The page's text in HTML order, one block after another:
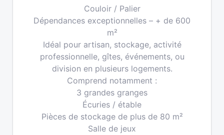
Couloir / Palier
Dépendances exceptionnelles – + de 600
m²
Idéal pour artisan, stockage, activité
professionnelle, gîtes, événements, ou
division en plusieurs logements.
Comprend notamment :
3 grandes granges
Écuries / étable
Pièces de stockage de plus de 80 m²
Salle de jeux